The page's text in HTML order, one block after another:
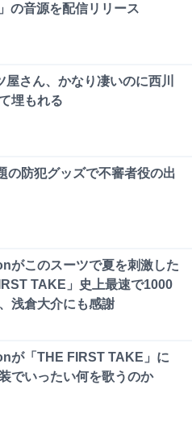
の音源を配信リリース
屋さん、かなり凄いのに西川
埋もれる
の防犯グッズで不審者役の出
がこのスーツで夏を刺激した
TAKE」史上最速で1000
浅倉大介にも感謝
が「THE FIRST TAKE」に
でいったい何を歌うのか